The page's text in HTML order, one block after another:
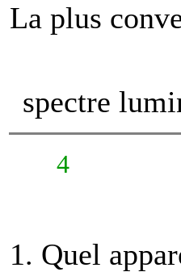
La plus
spectre
4
Quel